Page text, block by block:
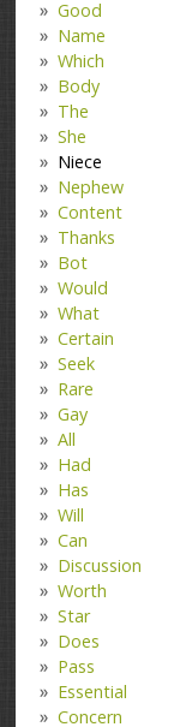
Good
Name
Which
Body
The
She
Niece
Nephew
Content
Thanks
Bot
Would
What
Certain
Seek
Rare
Gay
All
Had
Has
Will
Can
Discussion
Worth
Star
Does
Pass
Essential
Concern